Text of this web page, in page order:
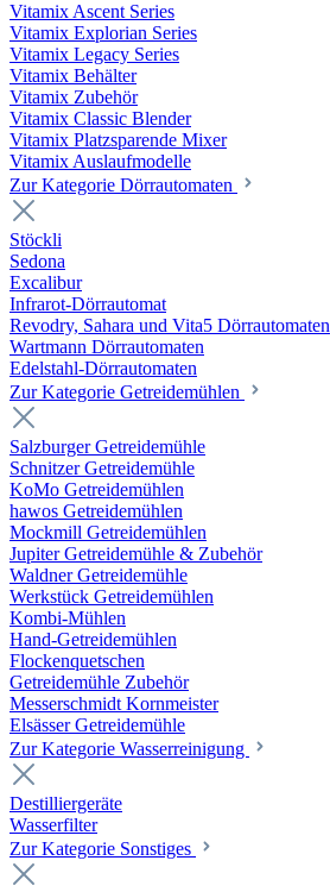
Vitamix Ascent Series
Vitamix Explorian Series
Vitamix Legacy Series
Vitamix Behälter
Vitamix Zubehör
Vitamix Classic Blender
Vitamix Platzsparende Mixer
Vitamix Auslaufmodelle
Zur Kategorie Dörrautomaten
Stöckli
Sedona
Excalibur
Infrarot-Dörrautomat
Revodry, Sahara und Vita5 Dörrautomaten
Wartmann Dörrautomaten
Edelstahl-Dörrautomaten
Zur Kategorie Getreidemühlen
Salzburger Getreidemühle
Schnitzer Getreidemühle
KoMo Getreidemühlen
hawos Getreidemühlen
Mockmill Getreidemühlen
Jupiter Getreidemühle & Zubehör
Waldner Getreidemühle
Werkstück Getreidemühlen
Kombi-Mühlen
Hand-Getreidemühlen
Flockenquetschen
Getreidemühle Zubehör
Messerschmidt Kornmeister
Elsässer Getreidemühle
Zur Kategorie Wasserreinigung
Destilliergeräte
Wasserfilter
Zur Kategorie Sonstiges